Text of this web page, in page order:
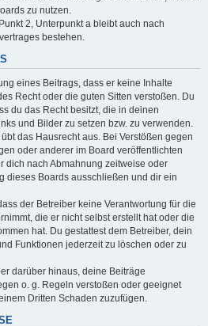
zu nutzen.
2, Unterpunkt a bleibt auch nach
bestehen.
eines Beitrags, dass er keine Inhalte
Recht oder die guten Sitten verstoßen. Du
du das Recht besitzt, die in deinen
und Bilder zu setzen bzw. zu verwenden.
das Hausrecht aus. Bei Verstößen gegen
oder anderer im Board veröffentlichten
dich nach Abmahnung zeitweise oder
dieses Boards ausschließen und dir ein
der Betreiber keine Verantwortung für die
die er nicht selbst erstellt hat oder die
hat. Du gestattest dem Betreiber, dein
Funktionen jederzeit zu löschen oder zu
darüber hinaus, deine Beiträge
o. g. Regeln verstoßen oder geeignet
Dritten Schaden zuzufügen.